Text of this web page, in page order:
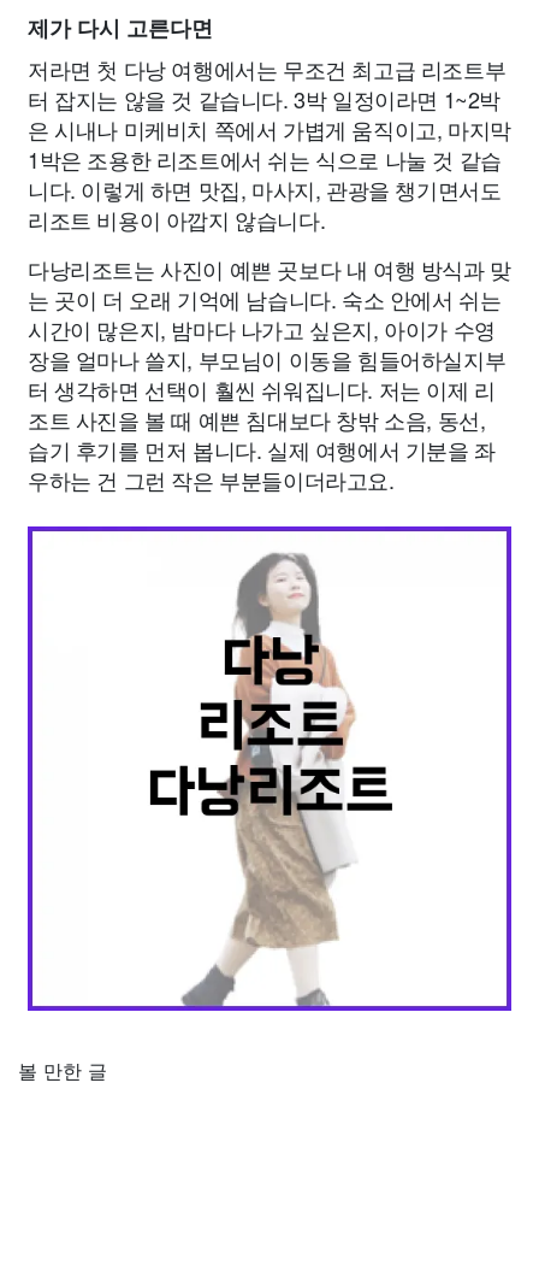
제가 다시 고른다면
저라면 첫 다낭 여행에서는 무조건 최고급 리조트부
터 잡지는 않을 것 같습니다. 3박 일정이라면 1~2박
은 시내나 미케비치 쪽에서 가볍게 움직이고, 마지막
1박은 조용한 리조트에서 쉬는 식으로 나눌 것 같습
니다. 이렇게 하면 맛집, 마사지, 관광을 챙기면서도
리조트 비용이 아깝지 않습니다.
다낭리조트는 사진이 예쁜 곳보다 내 여행 방식과 맞
는 곳이 더 오래 기억에 남습니다. 숙소 안에서 쉬는
시간이 많은지, 밤마다 나가고 싶은지, 아이가 수영
장을 얼마나 쓸지, 부모님이 이동을 힘들어하실지부
터 생각하면 선택이 훨씬 쉬워집니다. 저는 이제 리
조트 사진을 볼 때 예쁜 침대보다 창밖 소음, 동선,
습기 후기를 먼저 봅니다. 실제 여행에서 기분을 좌
우하는 건 그런 작은 부분들이더라고요.
볼 만한 글